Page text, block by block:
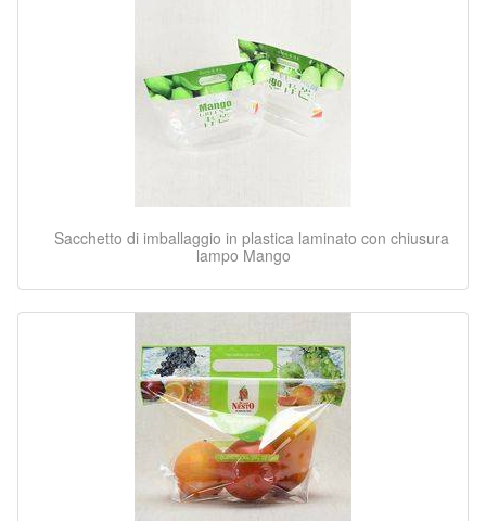
Sacchetto di imballaggio in plastica laminato con chiusura
lampo Mango